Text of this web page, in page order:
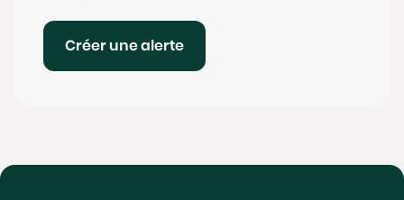
Créer une alerte